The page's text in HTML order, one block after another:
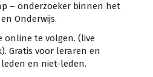
– onderzoeker binnen het
Onderwijs.
online te volgen. (live
Gratis voor leraren en
en niet-leden.